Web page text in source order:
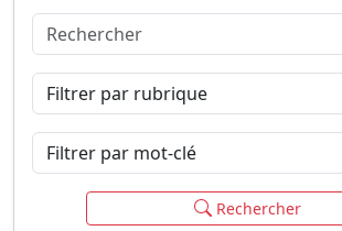
Connexion
Rechercher
Filtrer par rubrique
Filtrer par mot-clé
Rechercher